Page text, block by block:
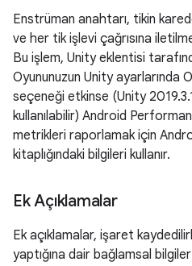
Enstrüman anahtarı, tikin
ve her tik işlevi çağrısına
Bu işlem, Unity eklentisi
Oyununuzun Unity ayarlarında
seçeneği etkinse (Unity
kullanılabilir) Android
metrikleri raporlamak için
kitaplığındaki bilgileri kullanır.
Ek Açıklamalar
Ek açıklamalar, işaret
yaptığına dair bağlamsal